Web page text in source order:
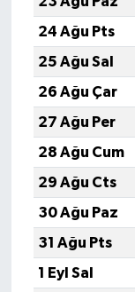
24 Ağu Pts
25 Ağu Sal
26 Ağu Çar
27 Ağu Per
28 Ağu Cum
29 Ağu Cts
30 Ağu Paz
31 Ağu Pts
1 Eyl Sal